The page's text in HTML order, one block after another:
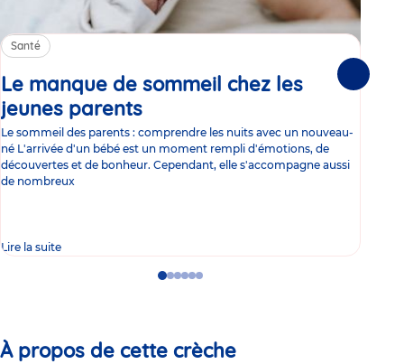
Santé
Le manque de sommeil chez les
jeunes parents
Le sommeil des parents : comprendre les nuits avec un nouveau-
né L'arrivée d'un bébé est un moment rempli d'émotions, de
découvertes et de bonheur. Cependant, elle s'accompagne aussi
de nombreux
Lire la suite
GoGoGoGo
GoGo
À propos de cette crèche